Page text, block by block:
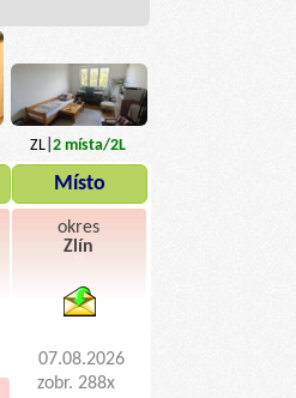
ZL| 2místa/2L
Místo
okres
Zlín
07.08.2026
zobr. 288x